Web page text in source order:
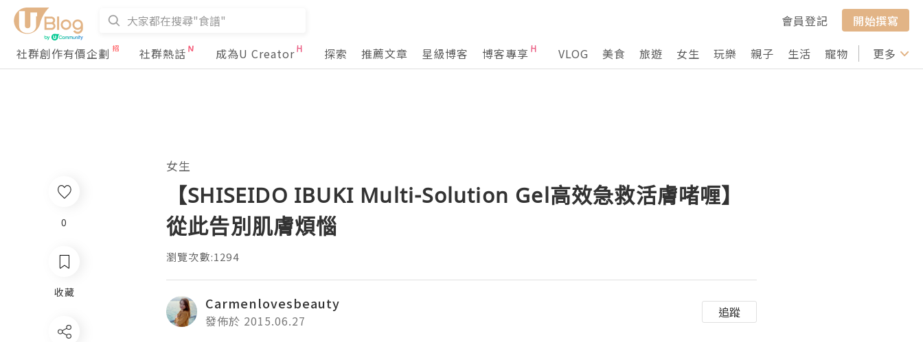
會員登記
開始撰寫
社群創作有價企劃
社群熱話 成為U Creator 探索 推薦文章 星級博客 博客專享 VLOG 美食 旅遊 女生 玩樂 親子 生活 寵物 行山 打卡
更多
0
收藏
女生
【SHISEIDO IBUKI Multi-Solution Gel高效急救活膚啫喱】
從此告別肌膚煩惱
瀏覽次數:1294
Carmenlovesbeauty
發佈於 2015.06.27
追蹤